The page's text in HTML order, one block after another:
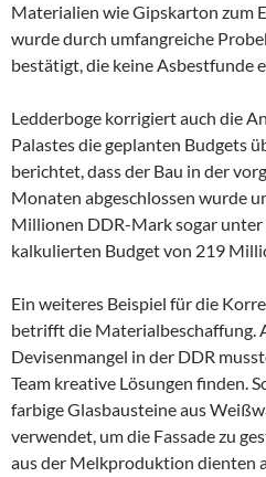
Materialien wie Gipskarton zum
wurde durch umfangreiche
bestätigt, die keine Asbestfunde
Ledderboge korrigiert auch die
Palastes die geplanten Budgets
berichtet, dass der Bau in der
Monaten abgeschlossen wurde
Millionen DDR-Mark sogar
kalkulierten Budget von 219
Ein weiteres Beispiel für die
betrifft die Materialbeschaffung.
Devisenmangel in der DDR
Team kreative Lösungen finden.
farbige Glasbausteine aus
verwendet, um die Fassade zu
aus der Melkproduktion dienten